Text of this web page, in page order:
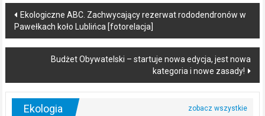
Post
navigation
Ekologiczne ABC. Zachwycający rezerwat rododendronów w
Pawełkach koło Lublińca [fotorelacja]
Budżet Obywatelski – startuje nowa edycja, jest nowa
kategoria i nowe zasady!
Ekologia